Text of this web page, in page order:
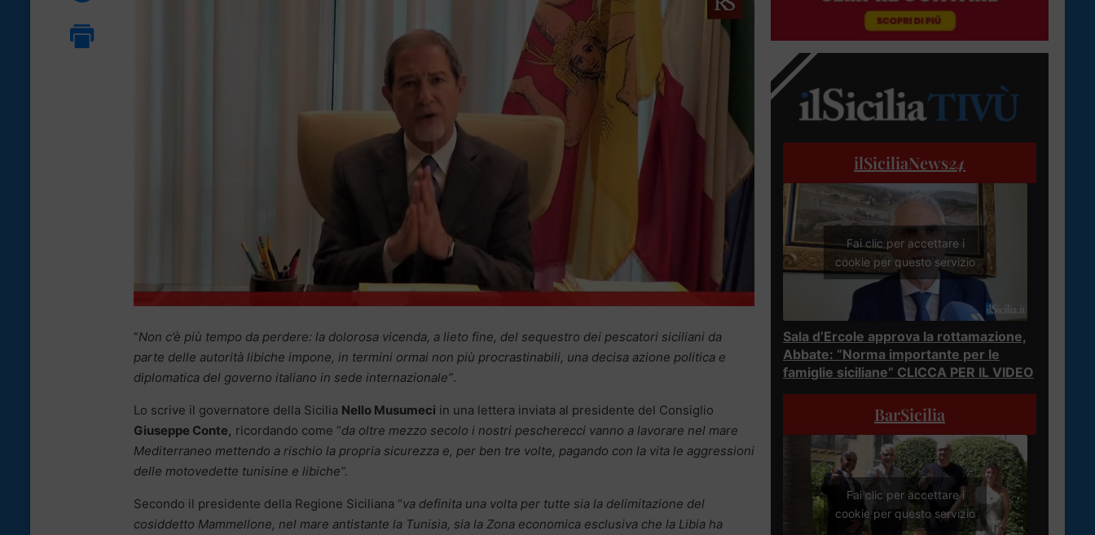
“Non c’è più tempo da perdere: la dolorosa vicenda, a lieto fine, del sequestro dei pescatori siciliani da
parte delle autorità libiche impone, in termini ormai non più procrastinabili, una decisa azione politica e
diplomatica del governo italiano in sede internazionale”.
Lo scrive il governatore della Sicilia Nello Musumeci in una lettera inviata al presidente del Consiglio
Giuseppe Conte, ricordando come “da oltre mezzo secolo i nostri pescherecci vanno a lavorare nel mare
Mediterraneo mettendo a rischio la propria sicurezza e, per ben tre volte, pagando con la vita le aggressioni
delle motovedette tunisine e libiche”.
Secondo il presidente della Regione Siciliana “va definita una volta per tutte sia la delimitazione del
cosiddetto Mammellone, nel mare antistante la Tunisia, sia la Zona economica esclusiva che la Libia ha
ilSiciliaNews24
Fai clic per accettare i
cookie per questo servizio
Sala d’Ercole approva la rottamazione,
Abbate: “Norma importante per le
famiglie siciliane” CLICCA PER IL VIDEO
BarSicilia
Fai clic per accettare i
cookie per questo servizio